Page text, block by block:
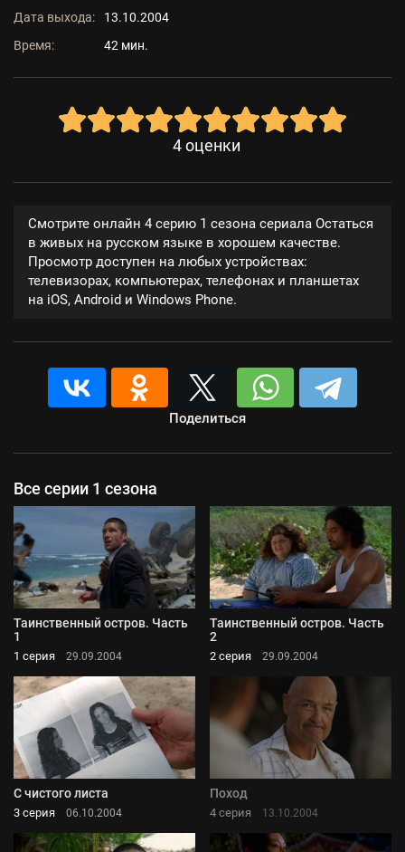
Дата выхода:
13.10.2004
Время:
42 мин.
4 оценки
Смотрите онлайн 4 серию 1 сезона сериала Остаться
в живых на русском языке в хорошем качестве.
Просмотр доступен на любых устройствах:
телевизорах, компьютерах, телефонах и планшетах
на iOS, Android и Windows Phone.
Поделиться
Все серии 1 сезона
Таинственный остров. Часть
1
1 серия 29.09.2004
Таинственный остров. Часть
2
2 серия 29.09.2004
С чистого листа
3 серия 06.10.2004
Поход
4 серия 13.10.2004